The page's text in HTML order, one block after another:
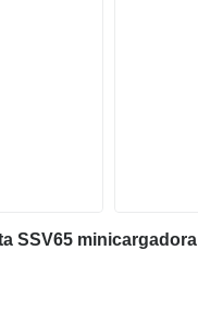
SSV65 minicargadora